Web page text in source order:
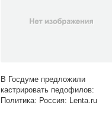
В Госдуме предложили
кастрировать педофилов:
Политика: Россия: Lenta.ru